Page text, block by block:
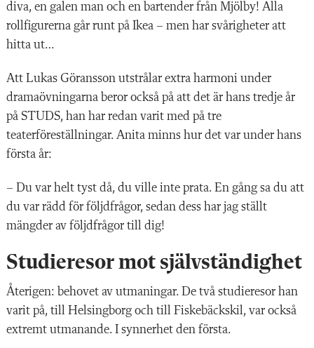
diva, en galen man och en bartender från Mjölby! Alla
rollfigurerna går runt på Ikea – men har svårigheter att
hitta ut…
Att Lukas Göransson utstrålar extra harmoni under
dramaövningarna beror också på att det är hans tredje år
på STUDS, han har redan varit med på tre
teaterföreställningar. Anita minns hur det var under hans
första år:
– Du var helt tyst då, du ville inte prata. En gång sa du att
du var rädd för följdfrågor, sedan dess har jag ställt
mängder av följdfrågor till dig!
Studieresor mot självständighet
Återigen: behovet av utmaningar. De två studieresor han
varit på, till Helsingborg och till Fiskebäckskil, var också
extremt utmanande. I synnerhet den första.